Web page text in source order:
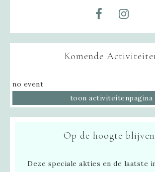
Komende
no event
toon activiteitenpagina
Op de hoogte
Deze speciale akties en de laatste